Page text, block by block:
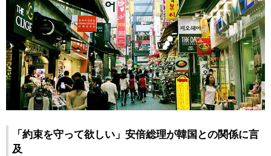
「約束を守って欲しい」安倍総理が韓国との関係に言
及